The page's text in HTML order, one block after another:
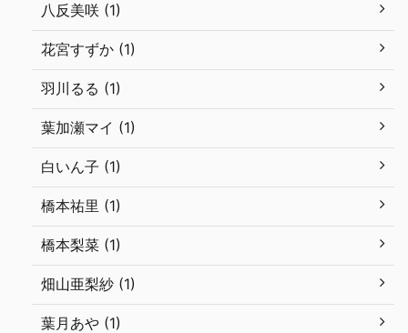
八反美咲 (1)
花宮すずか (1)
羽川るる (1)
葉加瀬マイ (1)
白いん子 (1)
橋本祐里 (1)
橋本梨菜 (1)
畑山亜梨紗 (1)
葉月あや (1)